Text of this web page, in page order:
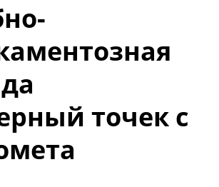
точек с